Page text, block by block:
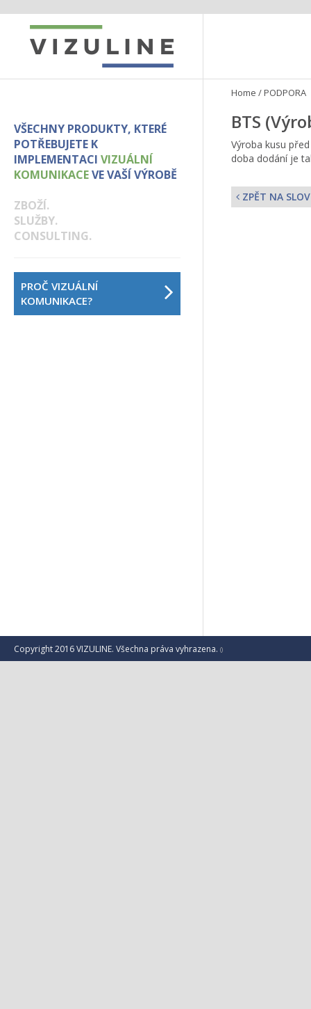
VŠECHNY PRODUKTY, KTERÉ
POTŘEBUJETE K
IMPLEMENTACI VIZUÁLNÍ
KOMUNIKACEVE VAŠÍ VÝROBĚ
ZBOŽÍ.
SLUŽBY.
CONSULTING.
PROČ VIZUÁLNÍ
KOMUNIKACE?
Home /PODPORA
BTS
Výroba kusu
doba dodání je
ZPĚT NA
Copyright 2016 VIZULINE. Všechna práva vyhrazena. ()